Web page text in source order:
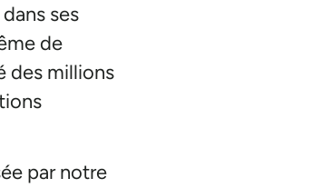
ses
de
des millions
par notre